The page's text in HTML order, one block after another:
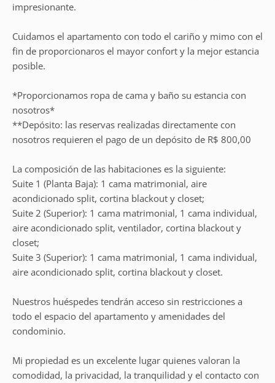
impresionante.
Cuidamos el apartamento con todo el cariño y mimo con el
fin de proporcionaros el mayor confort y la mejor estancia
posible.
*Proporcionamos ropa de cama y baño su estancia con
nosotros*
**Depósito: las reservas realizadas directamente con
nosotros requieren el pago de un depósito de R$ 800,00
La composición de las habitaciones es la siguiente:
Suite 1 (Planta Baja): 1 cama matrimonial, aire
acondicionado split, cortina blackout y closet;
Suite 2 (Superior): 1 cama matrimonial, 1 cama individual,
aire acondicionado split, ventilador, cortina blackout y
closet;
Suite 3 (Superior): 1 cama matrimonial, 1 cama individual,
aire acondicionado split, cortina blackout y closet.
Nuestros huéspedes tendrán acceso sin restricciones a
todo el espacio del apartamento y amenidades del
condominio.
Mi propiedad es un excelente lugar quienes valoran la
comodidad, la privacidad, la tranquilidad y el contacto con